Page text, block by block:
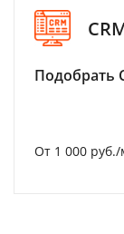
Подобрать
От 1 000